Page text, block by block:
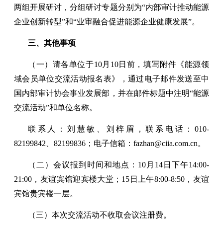
两组开展研讨，分组研讨专题分别为“内部审计推动能源
企业创新转型”和“业审融合促进能源企业健康发展”。
三、其他事项
（一）请各单位于10月10日前，填写附件《能源领
域会员单位交流活动报名表》，通过电子邮件发送至中
国内部审计协会事业发展部，并在邮件标题中注明“能源
交流活动”和单位名称。
联系人：刘慧敏、刘梓眉，联系电话：010-
82199842、82199836；电子信箱：fazhan@ciia.com.cn。
（二）会议报到时间和地点：10月14日下午14:00-
21:00，友谊宾馆迎宾楼大堂；15日上午8:00-8:50，友谊
宾馆贵宾楼一层。
（三）本次交流活动不收取会议注册费。